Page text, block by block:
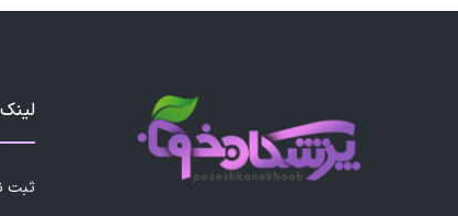
طراحی و ساخت تاج و بریج
ثبت